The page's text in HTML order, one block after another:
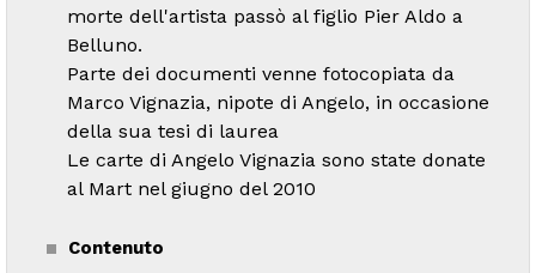
morte dell'artista passò al figlio Pier Aldo a
Belluno.
Parte dei documenti venne fotocopiata da
Marco Vignazia, nipote di Angelo, in occasione
della sua tesi di laurea
Le carte di Angelo Vignazia sono state donate
al Mart nel giugno del 2010
Contenuto